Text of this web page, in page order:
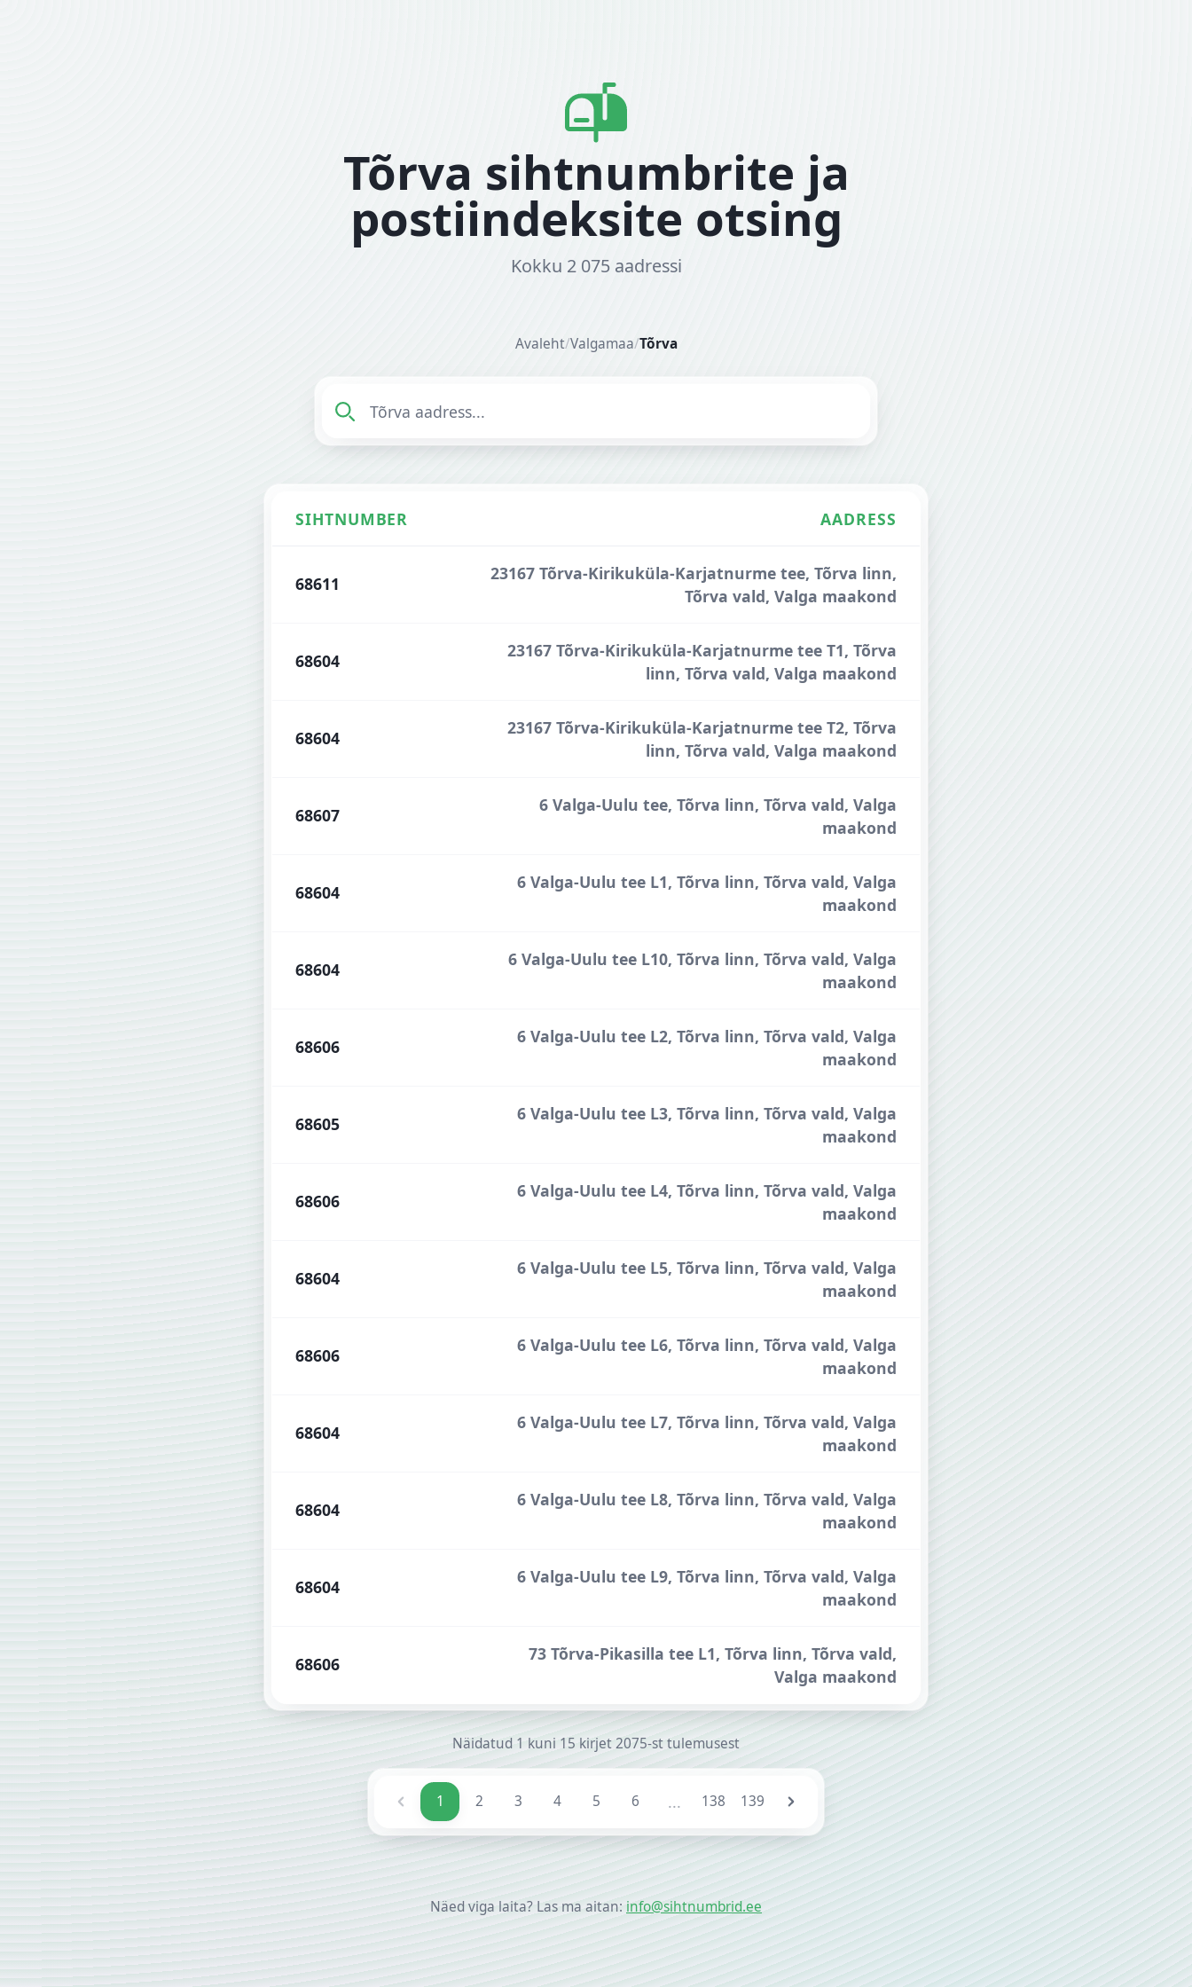
Tõrva sihtnumbrite ja
postiindeksite otsing
Kokku 2 075 aadressi
Avaleht/Valgamaa/Tõrva
SIHTNUMBER AADRESS
68611
23167 Tõrva-Kirikuküla-Karjatnurme tee, Tõrva linn,
Tõrva vald, Valga maakond
68604
23167 Tõrva-Kirikuküla-Karjatnurme tee T1, Tõrva
linn, Tõrva vald, Valga maakond
68604
23167 Tõrva-Kirikuküla-Karjatnurme tee T2, Tõrva
linn, Tõrva vald, Valga maakond
68607
6 Valga-Uulu tee, Tõrva linn, Tõrva vald, Valga
maakond
68604
6 Valga-Uulu tee L1, Tõrva linn, Tõrva vald, Valga
maakond
68604
6 Valga-Uulu tee L10, Tõrva linn, Tõrva vald, Valga
maakond
68606
6 Valga-Uulu tee L2, Tõrva linn, Tõrva vald, Valga
maakond
68605
6 Valga-Uulu tee L3, Tõrva linn, Tõrva vald, Valga
maakond
68606
6 Valga-Uulu tee L4, Tõrva linn, Tõrva vald, Valga
maakond
68604
6 Valga-Uulu tee L5, Tõrva linn, Tõrva vald, Valga
maakond
68606
6 Valga-Uulu tee L6, Tõrva linn, Tõrva vald, Valga
maakond
68604
6 Valga-Uulu tee L7, Tõrva linn, Tõrva vald, Valga
maakond
68604
6 Valga-Uulu tee L8, Tõrva linn, Tõrva vald, Valga
maakond
68604
6 Valga-Uulu tee L9, Tõrva linn, Tõrva vald, Valga
maakond
68606
73 Tõrva-Pikasilla tee L1, Tõrva linn, Tõrva vald,
Valga maakond
Näidatud 1 kuni 15 kirjet2075-sttulemusest
1 2 3 4 5 6 ... 138 139
Näed viga laita? Las ma aitan: info@sihtnumbrid.ee